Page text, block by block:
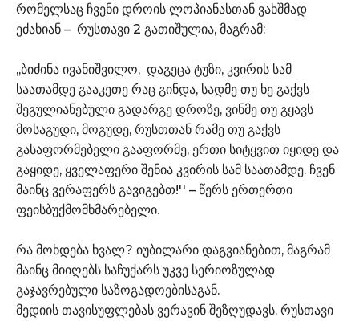
რომელსაც ჩვენი დროის ლოპიანასთან ვახშმად
ეძახიან – რუსთავი 2 გათიშულია, მაგრამ:
,,ბიძინა ივანიშვილო, დაგეცა ტუზი, კვირის სამ
საათამდე გააკეთე რაც გინდა, სადმე თუ ხე გაქვს
შეგულიანებული გადარგე დროზე, ვინმე თუ გყავს
მოსაგუდი, მოგუდე, რუსთთან რამე თუ გაქვს
გასაფორმებელი გააფორმე, ერთი სიტყვით იყიდე და
გაყიდე, ყველაფერი შენია კვირის სამ საათამდე. ჩვენ
მაინც ვერაფერს გავიგებთ!'' – წერს ერთერთი
ფეისბუქმომხმარებელი.
რა მოხდება ხვალ? იუბილარი დაგვიანებით, მაგრამ
მაინც მიიღებს საჩუქარს უკვე სერიოზულად
გაჯავრებული საზოგადოებისაგან.
მედიის თავისუფლებას ვერავინ შეზღუდავს. რუსთავი